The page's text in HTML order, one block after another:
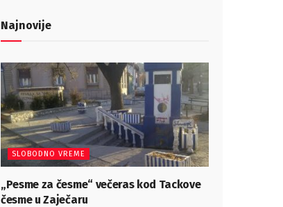
Najnovije
SLOBODNO VREME
„Pesme za česme“ večeras kod Tackove
česme u Zaječaru